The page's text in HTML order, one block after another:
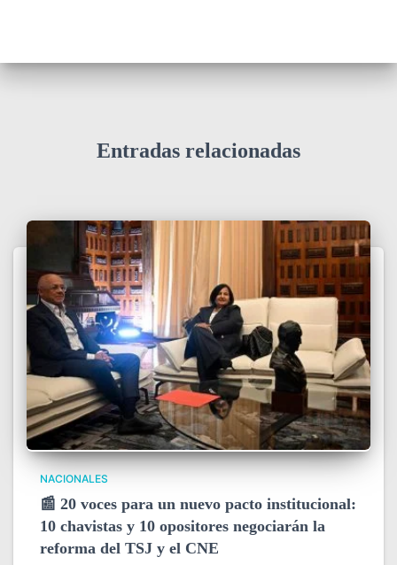
Entradas relacionadas
NACIONALES
📰 20 voces para un nuevo pacto institucional:
10 chavistas y 10 opositores negociarán la
reforma del TSJ y el CNE